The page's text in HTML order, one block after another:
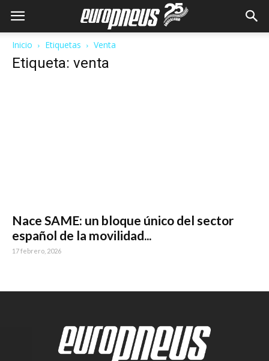
Inicio Etiquetas Venta
Etiqueta: venta
Nace SAME: un bloque único del sector
español de la movilidad...
17 febrero, 2026